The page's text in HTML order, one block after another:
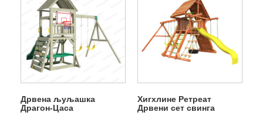
Дрвена љуљашка
Драгон-Цаса
Хигхлине Ретреат
Дрвени сет свинга